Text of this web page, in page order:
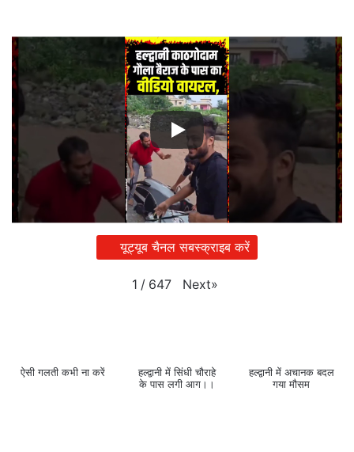
यूट्यूब चैनल सबस्क्राइब करें
1 / 647 Next»
ऐसी गलती कभी ना करें
हल्द्वानी में सिंधी चौराहे
के पास लगी आग।।
हल्द्वानी में अचानक बदल
गया मौसम